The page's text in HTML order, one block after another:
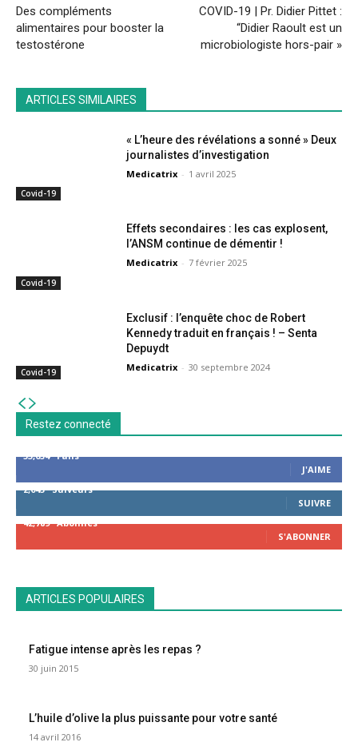
Des compléments
alimentaires pour booster la
testostérone
COVID-19 | Pr. Didier Pittet :
“Didier Raoult est un
microbiologiste hors-pair »
ARTICLES SIMILAIRES
Covid-19
« L’heure des révélations a sonné » Deux
journalistes d’investigation
Medicatrix - 1 avril 2025
Covid-19
Effets secondaires : les cas explosent,
l’ANSM continue de démentir !
Medicatrix - 7 février 2025
Covid-19
Exclusif : l’enquête choc de Robert
Kennedy traduit en français ! – Senta
Depuydt
Medicatrix - 30 septembre 2024
Restez connecté
53,654
Fans
J'AIME
2,043 Suiveurs
SUIVRE
42,789 Abonnés
S'ABONNER
ARTICLES POPULAIRES
Fatigue intense après les repas ?
30 juin 2015
L’huile d’olive la plus puissante pour votre santé
14 avril 2016